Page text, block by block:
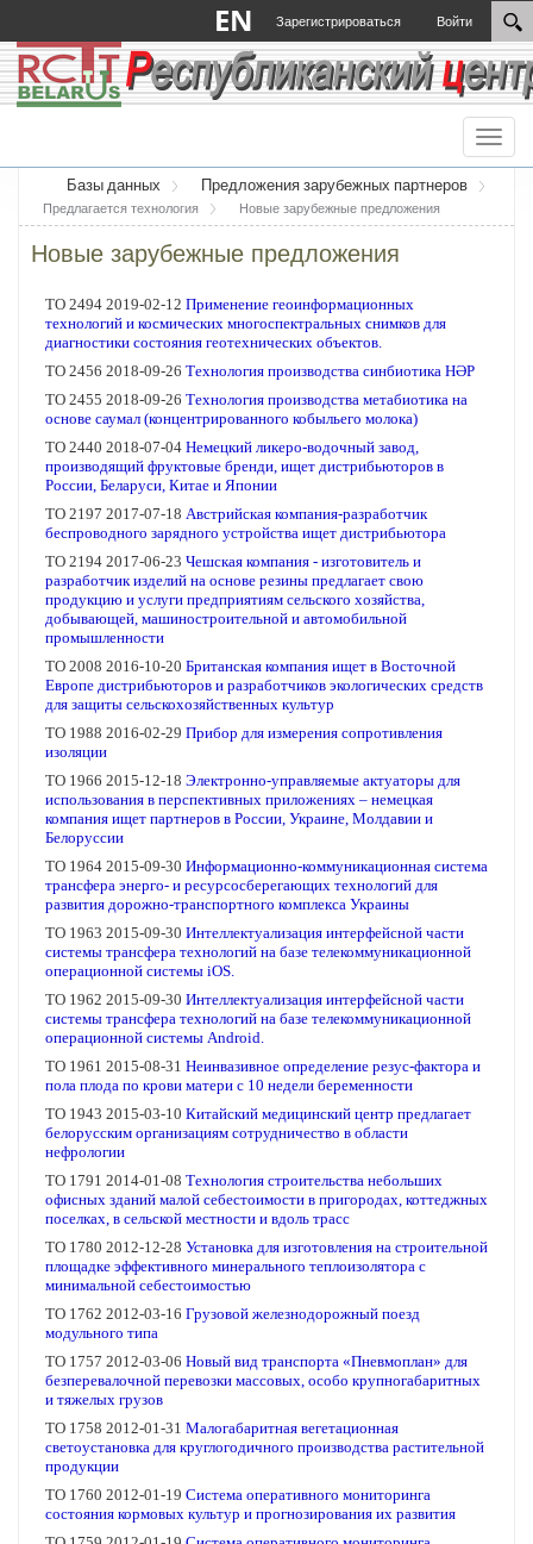
Войти
Зарегистрироваться
EN
Toggle
Базы данных
Предложения зарубежных партнеров
Предлагается технология Новые зарубежные предложения
Новые зарубежные предложения